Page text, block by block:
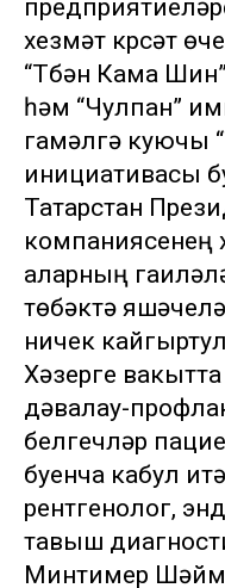
хезмәт күрсәтү
“Түбән Кама
һәм “Чулпан”
гамәлгә куючы
инициативасы
Татарстан
компаниясенең
аларның
төбәктә
ничек
Хәзерге
дәвалау-
белгечләр
буенча кабул
рентгенолог,
тавыш
Минтимер